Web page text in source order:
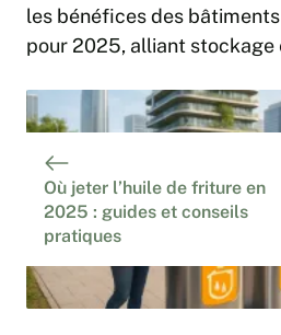
les bénéfices des
pour 2025, alliant stockage
Où jeter l’huile de friture en
2025 : guides et conseils
pratiques